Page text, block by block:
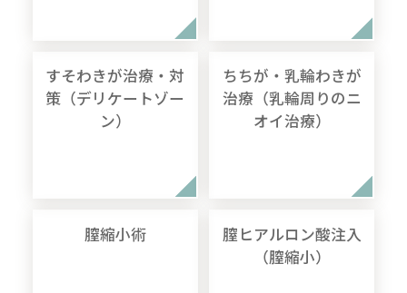
すそわきが治療・対
策（デリケートゾー
ン）
ちちが・乳輪わきが
治療（乳輪周りのニ
オイ治療）
膣縮小術
膣ヒアルロン酸注入
（膣縮小）